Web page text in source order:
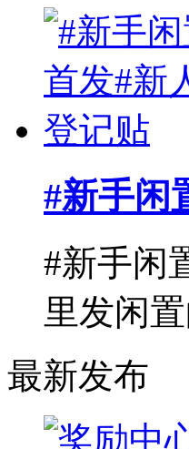
#新手闲
#新手闲
里发闲
最新发布